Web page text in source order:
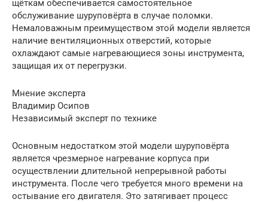
щёткам обеспечивается самостоятельное
обслуживание шуруповёрта в случае поломки.
Немаловажным преимуществом этой модели является
наличие вентиляционных отверстий, которые
охлаждают самые нагревающиеся зоны инструмента,
защищая их от перегрузки.
Мнение эксперта
Владимир Осипов
Независимый эксперт по технике
Основным недостатком этой модели шуруповёрта
является чрезмерное нагревание корпуса при
осуществлении длительной непрерывной работы
инструмента. После чего требуется много времени на
остывание его двигателя. Это затягивает процесс